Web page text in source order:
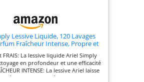
Lessive Liquide, 120 Lavages
Fraîcheur Intense, Propre et
France
FRAIS: La lessive liquide Ariel Simply
en profondeur et une efficacité
INTENSE: La lessive Ariel laisse
de propreté et une sensation